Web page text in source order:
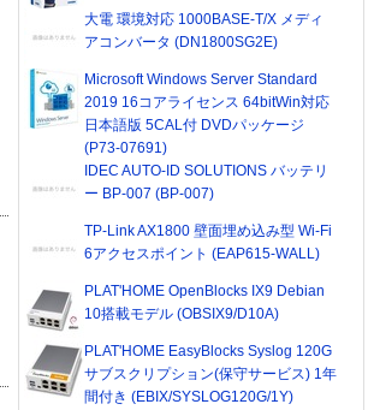
大電 環境対応 1000BASE-T/X メディ
アコンバータ (DN1800SG2E)
Microsoft Windows Server Standard
2019 16コアライセンス 64bitWin対応
日本語版 5CAL付 DVDパッケージ
(P73-07691)
IDEC AUTO-ID SOLUTIONS バッテリ
ー BP-007 (BP-007)
TP-Link AX1800 壁面埋め込み型 Wi-Fi
6アクセスポイント (EAP615-WALL)
PLAT'HOME OpenBlocks IX9 Debian
10搭載モデル (OBSIX9/D10A)
PLAT'HOME EasyBlocks Syslog 120G
サブスクリプション(保守サービス) 1年
間付き (EBIX/SYSLOG120G/1Y)